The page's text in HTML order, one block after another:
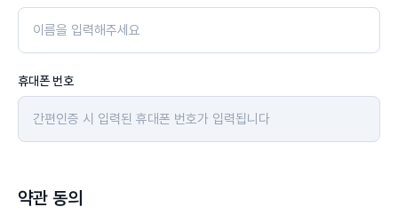
휴대폰 번호
약관 동의